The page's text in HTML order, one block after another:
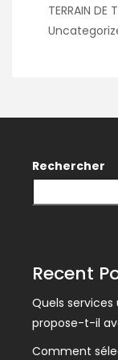
TERRAIN DE
Rechercher
Recent
Quels
propose-t-il
Comment